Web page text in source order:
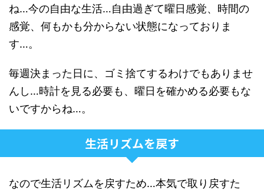
ね…今の自由な生活…自由過ぎて曜日感覚、時間の
感覚、何もかも分からない状態になっておりま
す…。
毎週決まった日に、ゴミ捨てするわけでもありませ
んし…時計を見る必要も、曜日を確かめる必要もな
いですからね…。
生活リズムを戻す
なので生活リズムを戻すため…本気で取り戻すた